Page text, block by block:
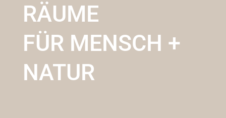
RÄUME
FÜR MENSCH +
NATUR